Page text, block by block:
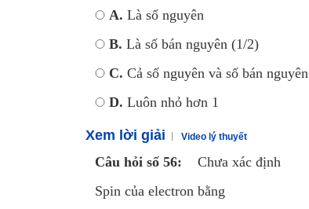
A. Là số nguyên
B. Là số bán nguyên (1/2)
C. Cả số nguyên và số bán nguyên
D. Luôn nhỏ hơn 1
Xem lời giải Video lý thuyết
Câu hỏi số 56:
Chưa xác định
Spin của electron bằng